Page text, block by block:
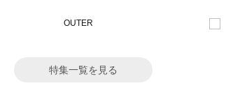
特集一覧を見る